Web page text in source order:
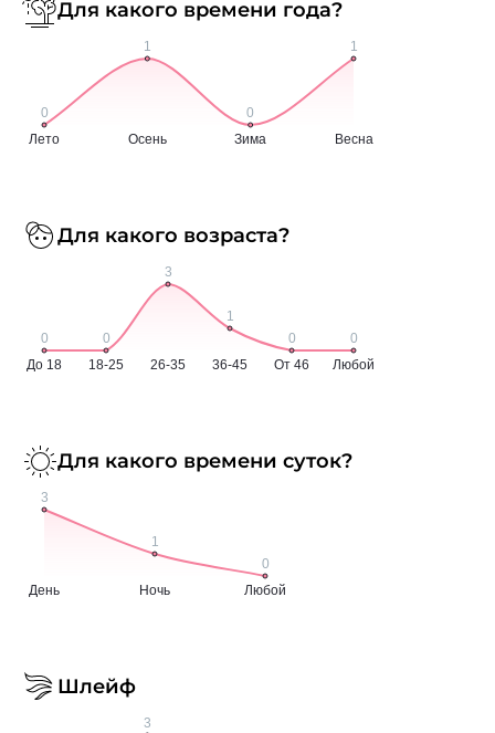
Для какого времени года?
Для какого возраста?
Для какого времени суток?
Шлейф